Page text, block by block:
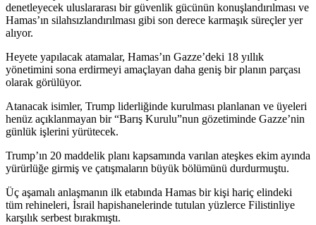
denetleyecek uluslararası bir güvenlik gücünün konuşlandırılması ve
Hamas’ın silahsızlandırılması gibi son derece karmaşık süreçler yer
alıyor.
Heyete yapılacak atamalar, Hamas’ın Gazze’deki 18 yıllık
yönetimini sona erdirmeyi amaçlayan daha geniş bir planın parçası
olarak görülüyor.
Atanacak isimler, Trump liderliğinde kurulması planlanan ve üyeleri
henüz açıklanmayan bir “Barış Kurulu”nun gözetiminde Gazze’nin
günlük işlerini yürütecek.
Trump’ın 20 maddelik planı kapsamında varılan ateşkes ekim ayında
yürürlüğe girmiş ve çatışmaların büyük bölümünü durdurmuştu.
Üç aşamalı anlaşmanın ilk etabında Hamas bir kişi hariç elindeki
tüm rehineleri, İsrail hapishanelerinde tutulan yüzlerce Filistinliye
karşılık serbest bırakmıştı.